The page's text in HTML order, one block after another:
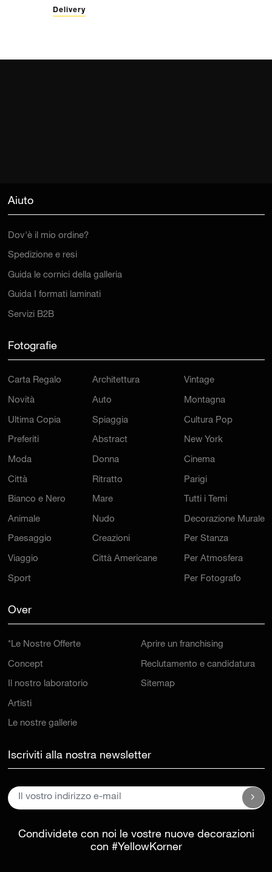
Delivery
Aiuto
Dov'è il mio ordine?
Spedizione e resi
Guida le cornici della galleria
Guida I formati laminati
Servizi B2B
Fotografie
Carta Regalo
Novità
Ultima Copia
Preferiti
Moda
Città
Bianco e Nero
Animale
Paesaggio
Viaggio
Sport
Architettura
Auto
Spiaggia
Abstract
Donna
Ritratto
Mare
Nudo
Creazioni
Città Americane
Vintage
Montagna
Cultura Pop
New York
Cinema
Parigi
Tutti i Temi
Decorazione Murale
Per Stanza
Per Atmosfera
Per Fotografo
Over
*Le Nostre Offerte
Concept
Il nostro laboratorio
Artisti
Le nostre gallerie
Aprire un franchising
Reclutamento e candidatura
Sitemap
Iscriviti alla nostra newsletter
Condividete con noi le vostre nuove decorazioni
con #YellowKorner